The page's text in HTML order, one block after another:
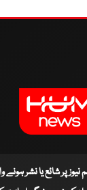
نیوز پر شائع یا نشر